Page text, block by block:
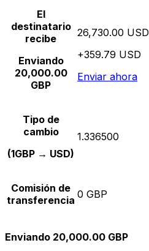
El
destinatario
recibe
Enviando
20,000.00
GBP
26,730.00 USD
+359.79 USD
Enviar ahora
Tipo de
cambio
(1GBP → USD)
1.336500
Comisión de
transferencia 0 GBP
Enviando 20,000.00 GBP